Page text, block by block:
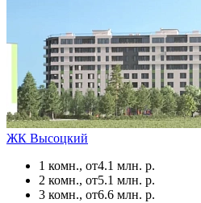
ЖК Высоцкий
1 комн., от4.1 млн. р.
2 комн., от5.1 млн. р.
3 комн., от6.6 млн. р.